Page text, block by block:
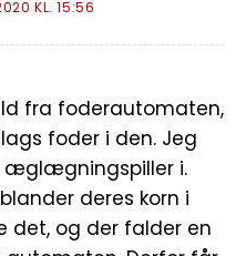
KL. 15:56
fra foderautomaten,
foder i den. Jeg
æglægningspiller i.
deres korn i
det, og der falder en